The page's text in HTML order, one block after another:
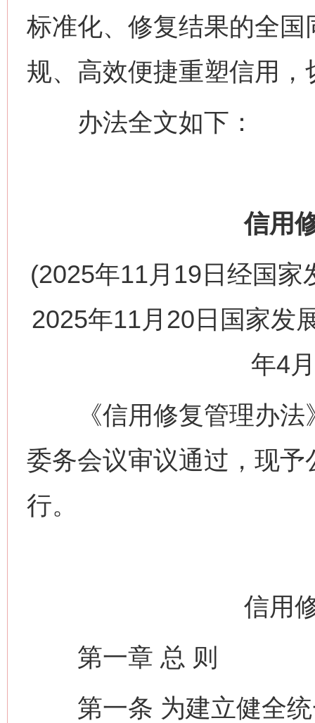
标准化、修复结果的全
规、高效便捷重塑信用
办法全文如下：
信用
(2025年11月19日经国
2025年11月20日国家
年4
《信用修复管理办法
委务会议审议通过，现
行。
信用
第一章 总 则
第一条 为建立健全统